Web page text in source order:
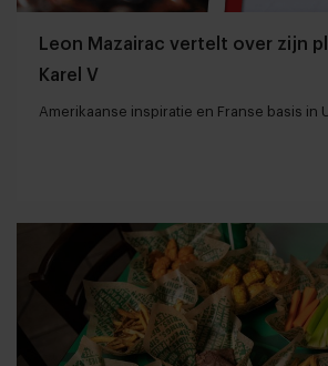
Leon Mazairac vertelt over zijn
Karel V
Amerikaanse inspiratie en Franse basis in